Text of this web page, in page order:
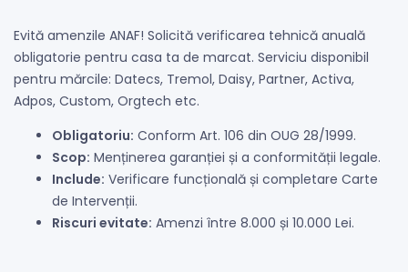
Evită amenzile ANAF! Solicită verificarea tehnică anuală
obligatorie pentru casa ta de marcat. Serviciu disponibil
pentru mărcile: Datecs, Tremol, Daisy, Partner, Activa,
Adpos, Custom, Orgtech etc.
Obligatoriu: Conform Art. 106 din OUG 28/1999.
Scop: Menținerea garanției și a conformității legale.
Include: Verificare funcțională și completare Carte
de Intervenții.
Riscuri evitate: Amenzi între 8.000 și 10.000 Lei.